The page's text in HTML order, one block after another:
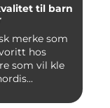
til barn
merke som
hos
som vil kle